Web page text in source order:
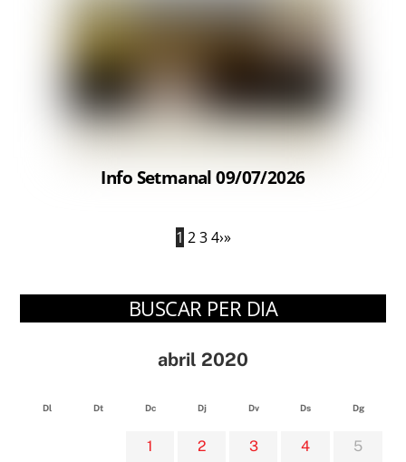
Info Setmanal 09/07/2026
1 2 3 4›»
BUSCAR PER DIA
abril 2020
Dl Dt Dc Dj Dv Ds Dg
1 2 3 4 5